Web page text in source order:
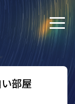
部屋